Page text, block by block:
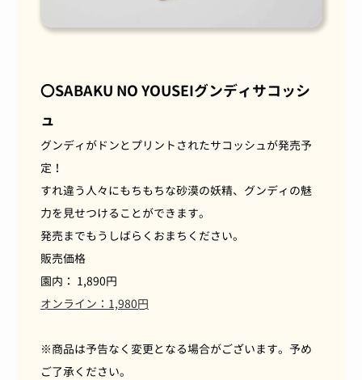
〇SABAKU NO YOUSEIグンディサコッシ
ュ
グンディがドンとプリントされたサコッシュが発売予
定！
すれ違う人々にもちもちな砂漠の妖精、グンディの魅
力を見せつけることができます。
発売までもうしばらくおまちください。
販売価格
園内： 1,890円
オンライン：1,980円
※商品は予告なく変更となる場合がございます。予め
ご了承ください。